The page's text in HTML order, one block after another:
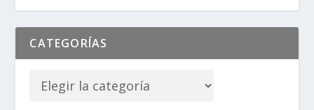
CATEGORÍAS